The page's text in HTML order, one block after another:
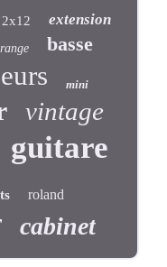
2x12 extension
basse
mini
vintage
guitare
roland
cabinet